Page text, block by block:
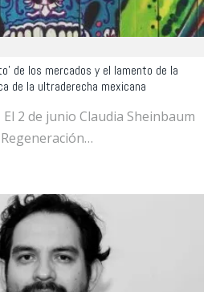
de los mercados y el lamento de la
de la ultraderecha mexicana
2 de junio Claudia Sheinbaum